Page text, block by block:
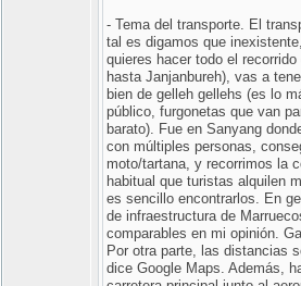
- Tema del transporte. El
tal es digamos que
quieres hacer todo el
hasta Janjanbureh), vas a
bien de gelleh gellehs (es lo
público, furgonetas que van
barato). Fue en Sanyang
con múltiples personas,
moto/tartana, y recorrimos la
habitual que turistas alquilen
es sencillo encontrarlos. En
de infraestructura de
comparables en mi opinión.
Por otra parte, las distancias
dice Google Maps. Además,